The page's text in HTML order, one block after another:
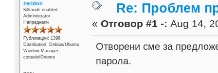
zeridon
Killmode enabled
Administrator
Напреднали
Публикации: 1398
Distribution: Debian/Ubuntu
Window Manager:
console/Gnome
Re: Проблем
« Отговор #1 -: Aug 14,
Отворени сме за
парола.